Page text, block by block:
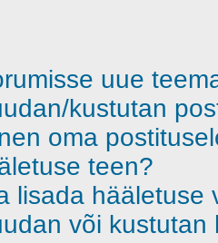
uue
kustutan
oma
teen?
lisada hääletuse
või kustutan